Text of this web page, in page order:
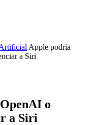
Apple podría
a Siri
o
a Siri